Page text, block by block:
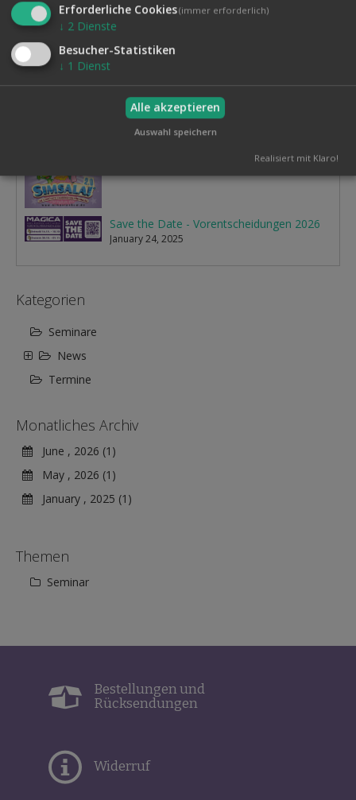
Neueste
aladin - Fachzeitschrift des MRA
June 16, 2026
Save the Date - Vorentscheidungen 2026
January 24, 2025
Kategorien
Seminare
News
Termine
Monatliches Archiv
June , 2026 (1)
May , 2026 (1)
January , 2025 (1)
Themen
Seminar
Bestellungen und
Rücksendungen
Widerruf
Erforderliche Cookies(immer erforderlich)
↓ 2 Dienste
Besucher-Statistiken
↓ 1 Dienst
Alle akzeptieren
Auswahl speichern
Realisiert mit Klaro!